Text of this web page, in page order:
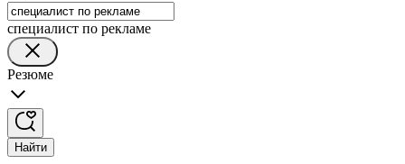
специалист по рекламе
Резюме
Найти